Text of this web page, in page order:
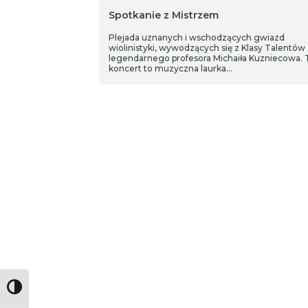
Toggle High Contrast
Spotkanie z Mistrzem
Plejada uznanych i wschodzących gwiazd
wiolinistyki, wywodzących się z Klasy Talentów
legendarnego profesora Michaiła Kuzniecowa.
koncert to muzyczna laurka…